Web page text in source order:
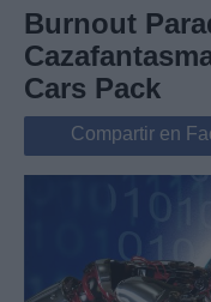
Internacional
Viajes
Burnout
Cars Pack
Compartir en